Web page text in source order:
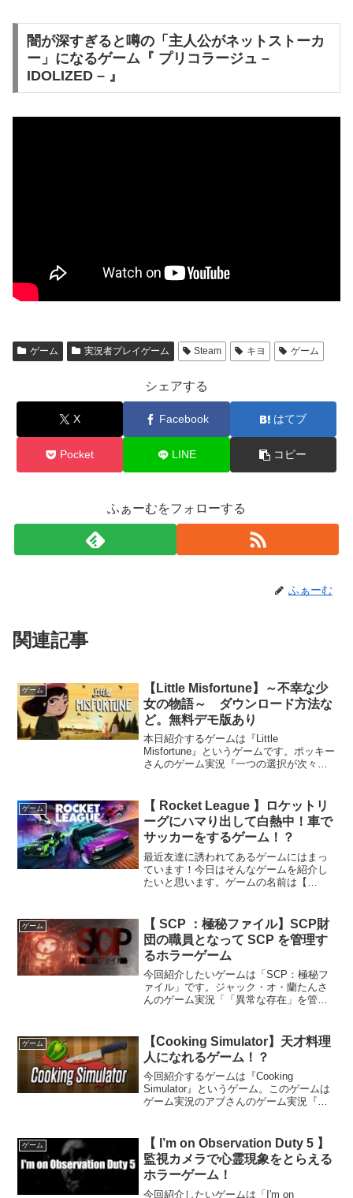
闇が深すぎると噂の「主人公がネットストーカ
ー」になるゲーム『 プリコラージュ –
IDOLIZED – 』
ゲーム 実況者プレイゲーム Steam キヨ ゲーム
シェアする
X Facebook はてブ
Pocket LINE コピー
ふぁーむをフォローする
ふぁーむ
関連記事
ゲーム
【Little Misfortune】～不幸な少
女の物語～ ダウンロード方法な
ど。無料デモ版あり
本日紹介するゲームは『Little
Misfortune』というゲームです。ポッキー
さんのゲーム実況『一つの選択が次々と
動画を載せさせていただき...
ゲーム
【 Rocket League 】ロケットリ
ーグにハマり出して白熱中！車で
サッカーをするゲーム！？
最近友達に誘われてあるゲームにはまっ
ています！今日はそんなゲームを紹介し
たいと思います。ゲームの名前は【
ルはいたって簡単！サッカーをするだ
け！ボールを...
ゲーム
【 SCP ：極秘ファイル】SCP財
団の職員となって SCP を管理す
るホラーゲーム
今回紹介したいゲームは「SCP：極秘フ
ァイル」です。ジャック・オ・蘭たんさ
んのゲーム実況「「異常な存在」を管理
せさせていただきます。どんなゲームな
のか皆さん SCP っ...
ゲーム
【Cooking Simulator】天才料理
人になれるゲーム！？
今回紹介するゲームは『Cooking
Simulator』というゲーム。このゲームは
ゲーム実況のアブさんのゲーム実況『食
で一番下に動画を載せさせていただ...
ゲーム
【 I’m on Observation Duty 5 】
監視カメラで心霊現象をとらえる
ホラーゲーム！
今回紹介したいゲームは「I'm on